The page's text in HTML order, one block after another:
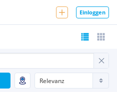
Einloggen